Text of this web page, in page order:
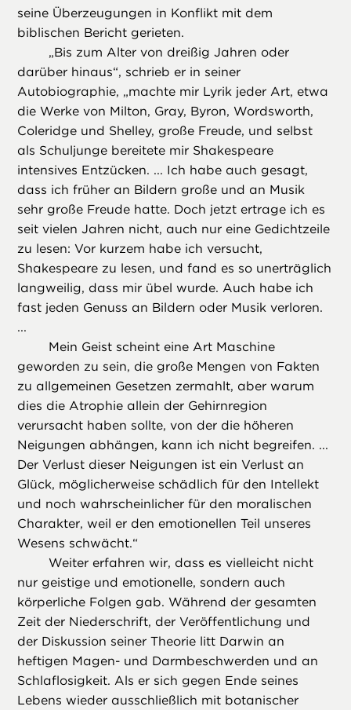
seine Überzeugungen in Konflikt mit dem
biblischen Bericht gerieten.
„Bis zum Alter von dreißig Jahren oder
darüber hinaus“, schrieb er in seiner
Autobiographie, „machte mir Lyrik jeder Art, etwa
die Werke von Milton, Gray, Byron, Wordsworth,
Coleridge und Shelley, große Freude, und selbst
als Schuljunge bereitete mir Shakespeare
intensives Entzücken. ... Ich habe auch gesagt,
dass ich früher an Bildern große und an Musik
sehr große Freude hatte. Doch jetzt ertrage ich es
seit vielen Jahren nicht, auch nur eine Gedichtzeile
zu lesen: Vor kurzem habe ich versucht,
Shakespeare zu lesen, und fand es so unerträglich
langweilig, dass mir übel wurde. Auch habe ich
fast jeden Genuss an Bildern oder Musik verloren.
...
Mein Geist scheint eine Art Maschine
geworden zu sein, die große Mengen von Fakten
zu allgemeinen Gesetzen zermahlt, aber warum
dies die Atrophie allein der Gehirnregion
verursacht haben sollte, von der die höheren
Neigungen abhängen, kann ich nicht begreifen. ...
Der Verlust dieser Neigungen ist ein Verlust an
Glück, möglicherweise schädlich für den Intellekt
und noch wahrscheinlicher für den moralischen
Charakter, weil er den emotionellen Teil unseres
Wesens schwächt.“
Weiter erfahren wir, dass es vielleicht nicht
nur geistige und emotionelle, sondern auch
körperliche Folgen gab. Während der gesamten
Zeit der Niederschrift, der Veröffentlichung und
der Diskussion seiner Theorie litt Darwin an
heftigen Magen- und Darmbeschwerden und an
Schlaflosigkeit. Als er sich gegen Ende seines
Lebens wieder ausschließlich mit botanischer